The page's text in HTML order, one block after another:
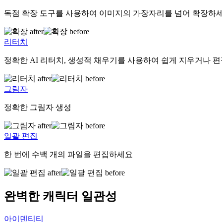
독점 확장 도구를 사용하여 이미지의 가장자리를 넘어 확장하
리터치
정확한 AI 리터치, 생성적 채우기를 사용하여 쉽게 지우거나
그림자
정확한 그림자 생성
일괄 편집
한 번에 수백 개의 파일을 편집하세요
완벽한 캐릭터 일관성
아이덴티티